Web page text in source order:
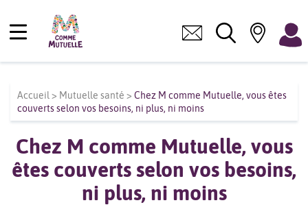
Accueil > Mutuelle santé > Chez M comme Mutuelle, vous êtes
couverts selon vos besoins, ni plus, ni moins
Chez M comme Mutuelle, vous
êtes couverts selon vos besoins,
ni plus, ni moins